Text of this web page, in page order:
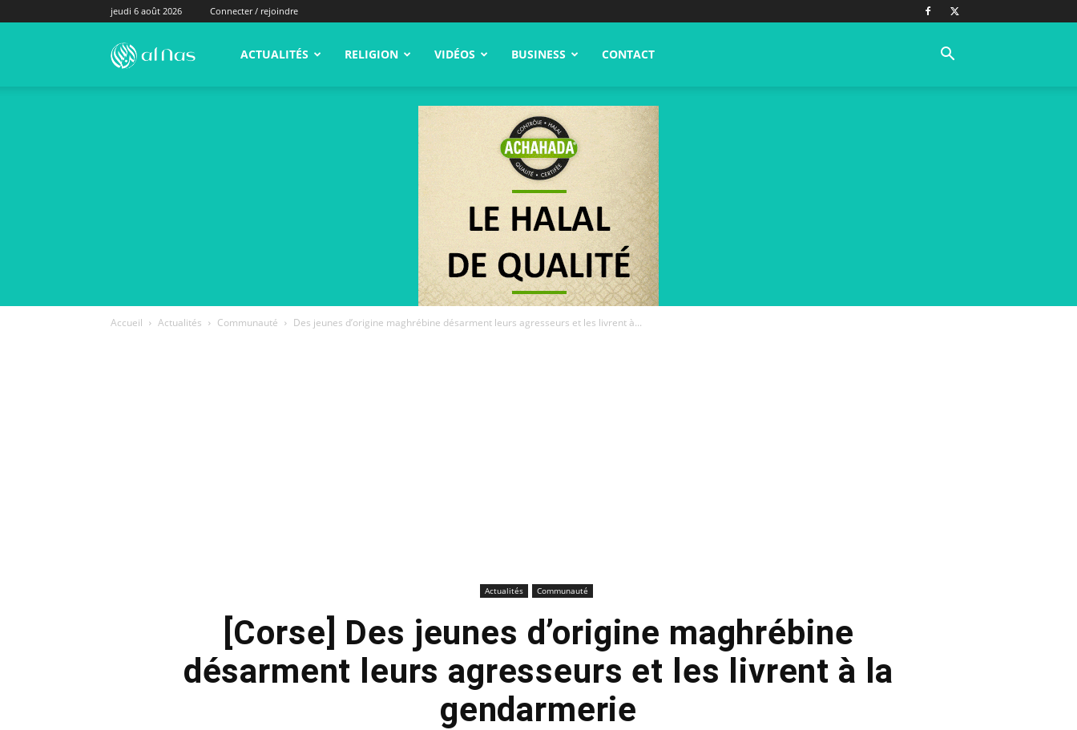
jeudi 6 août 2026 Connecter / rejoindre
alNas.fr ACTUALITÉS RELIGION VIDÉOS BUSINESS CONTACT
Accueil Actualités Communauté Des jeunes d’origine maghrébine désarment leurs agresseurs et les livrent à...
Actualités Communauté
[Corse] Des jeunes d’origine maghrébine
désarment leurs agresseurs et les livrent à la
gendarmerie